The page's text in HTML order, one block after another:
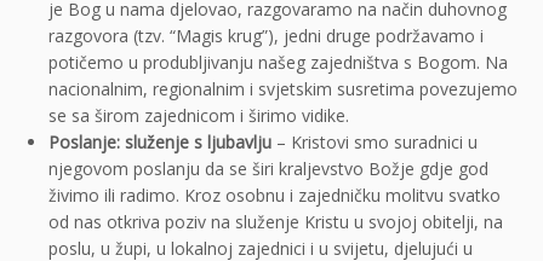
je Bog u nama djelovao, razgovaramo na način duhovnog
razgovora (tzv. “Magis krug”), jedni druge podržavamo i
potičemo u produbljivanju našeg zajedništva s Bogom. Na
nacionalnim, regionalnim i svjetskim susretima povezujemo
se sa širom zajednicom i širimo vidike.
Poslanje: služenje s ljubavlju – Kristovi smo suradnici u
njegovom poslanju da se širi kraljevstvo Božje gdje god
živimo ili radimo. Kroz osobnu i zajedničku molitvu svatko
od nas otkriva poziv na služenje Kristu u svojoj obitelji, na
poslu, u župi, u lokalnoj zajednici i u svijetu, djelujući u